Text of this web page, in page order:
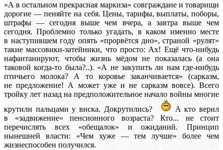
«А в остальном прекрасная маркиза» совграждане и товарищи
дорогие — пеняйте на себя. Цены, тарифы, выплаты, поборы,
штрафы — сегодня выше чем вчера, а завтра выше чем
сегодня. Проблемно только угадать, в каком именно месте
в наступившем году опять «прорвётся дно», страной «рулят»
такие массовики-затейники, что просто: Ах! Ещё что-нибудь
нафантанируют, чтобы жизнь мёдом не показалась (а она
таковой когда-то была?..). «А не закупить ли нам где-нибудь
птичьего молока? А то коровье заканчивается» (сарказм,
не предложение! А может уже и не сарказм вовсе). Всего
тройку лет назад на предположительное начало войны многие
крутили пальцами у виска. Докрутились?
А кто верил
в «задвижение» пенсионного возраста? Кто... не стоит
перечислять всех «обещалок» и ожиданий. Принцип
нынешней власти: «Чем хуже — тем лучше» более чем
жизнеспособен получился.